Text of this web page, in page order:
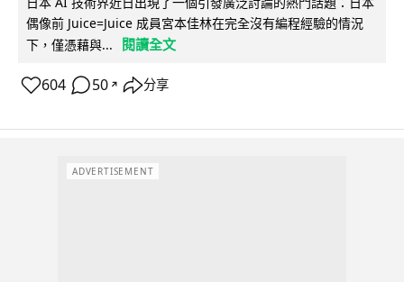
偶像前 Juice=Juice 成員宮本佳林在完全沒有編程經驗的情況
下，僅憑藉與...
閱讀全文
604 50 ↗ 分享
ADVERTISEMENT